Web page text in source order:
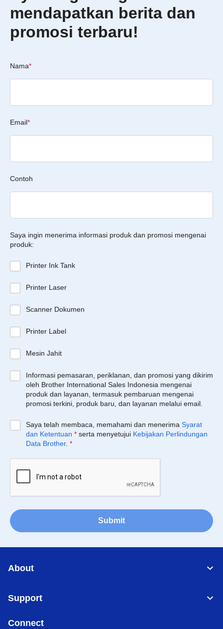
mendapatkan berita dan
promosi terbaru!
Nama*
Email*
Contoh
Saya ingin menerima informasi produk dan promosi mengenai
produk:
Printer Ink Tank
Printer Laser
Scanner Dokumen
Printer Label
Mesin Jahit
Informasi pemasaran, periklanan, dan promosi yang dikirim
oleh Brother International Sales Indonesia mengenai
produk dan layanan, termasuk pembaruan mengenai
promosi terkini, produk baru, dan layanan melalui email.
Saya telah membaca, memahami dan menerima Syarat
dan Ketentuan * serta menyetujui Kebijakan Perlindungan
Data Brother. *
Submit
About
Support
Connect